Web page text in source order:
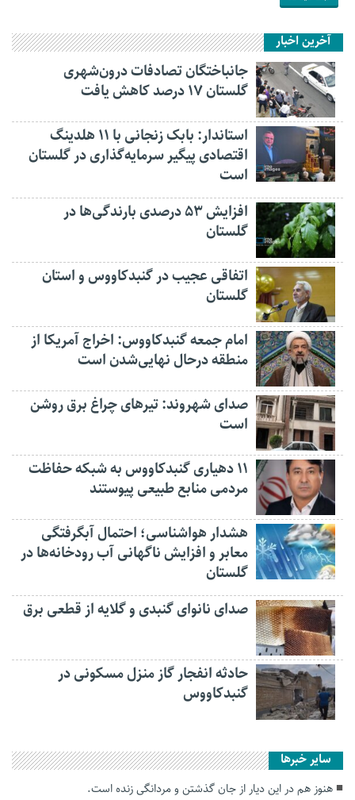
آخرین اخبار
جانباختگان تصادفات درون‌شهری
گلستان ۱۷ درصد کاهش یافت
استاندار: بابک زنجانی با ۱۱ هلدینگ
اقتصادی پیگیر سرمایه‌گذاری در گلستان
است
افزایش ۵۳ درصدی بارندگی‌ها در
گلستان
اتفاقی عجیب در‌ گنبدکاووس و استان
گلستان
امام جمعه گنبدکاووس: اخراج آمریکا از
منطقه درحال نهایی‌شدن است
صدای شهروند: تیرهای چراغ برق روشن
است
۱۱ دهیاری گنبدکاووس به شبکه حفاظت
مردمی منابع طبیعی پیوستند
هشدار هواشناسی؛ احتمال آبگرفتگی
معابر و افزایش ناگهانی آب رودخانه‌ها در
گلستان
صدای نانوای گنبدی و گلایه از قطعی برق
حادثه انفجار گاز منزل مسکونی در
گنبدکاووس
سایر خبرها
هنوز هم در‌ این دیار از جان گذشتن و مردانگی زنده است.